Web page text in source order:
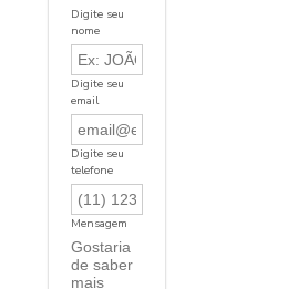
Digite seu
nome
Digite seu
email
Digite seu
telefone
Mensagem